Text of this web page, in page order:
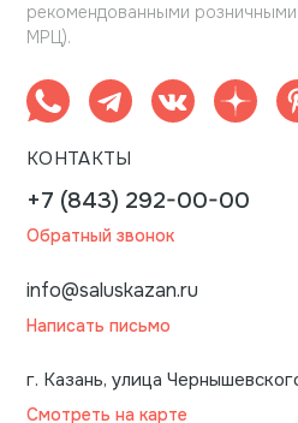
рекомендованными
МРЦ).
КОНТАКТЫ
+7 (843) 292-00-00
Обратный звонок
info@saluskazan.ru
Написать письмо
г. Казань, улица
Смотреть на карте